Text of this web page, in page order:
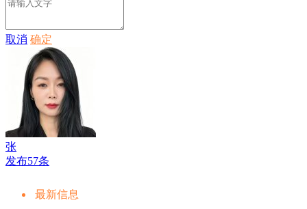
取消 确定
张
发布57条
最新信息